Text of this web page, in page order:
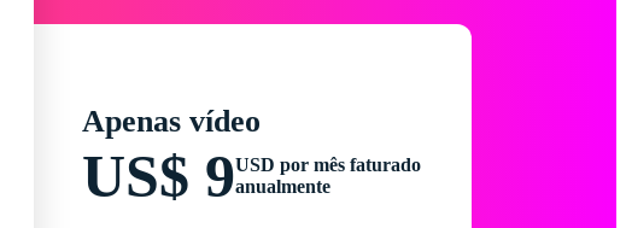
Apenas vídeo
US$ 9USD por mês faturado
anualmente